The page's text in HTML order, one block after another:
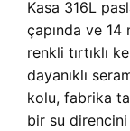
Kasa 316L
çapında ve 14
renkli tırtıklı
dayanıklı
kolu, fabrika
bir su